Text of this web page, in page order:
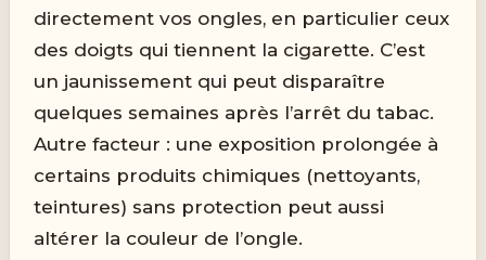
directement vos ongles, en particulier ceux
des doigts qui tiennent la cigarette. C’est
un jaunissement qui peut disparaître
quelques semaines après l’arrêt du tabac.
Autre facteur : une exposition prolongée à
certains produits chimiques (nettoyants,
teintures) sans protection peut aussi
altérer la couleur de l’ongle.